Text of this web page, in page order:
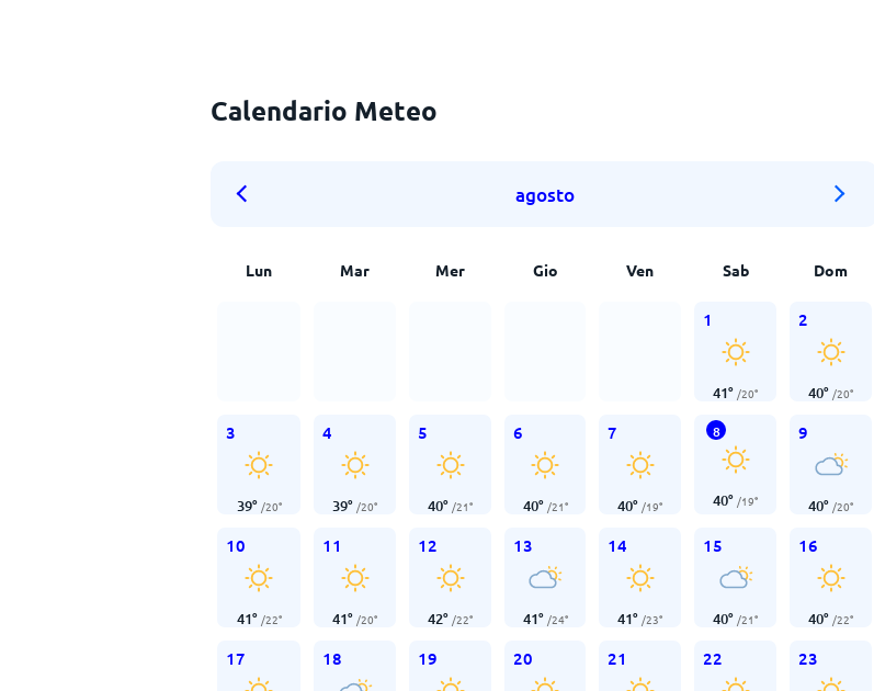
Calendario Meteo
agosto
Lun Mar Mer Gio Ven Sab Dom
1
41° /20°
2
40° /20°
3
39° /20°
4
39° /20°
5
40° /21°
6
40° /21°
7
40° /19°
8
40° /19°
9
40° /20°
10
41° /22°
11
41° /20°
12
42° /22°
13
41° /24°
14
41° /23°
15
40° /21°
16
40° /22°
17 18 19 20 21 22 23